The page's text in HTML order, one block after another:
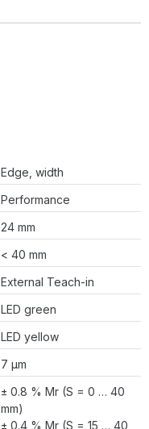
Edge, width
Performance
24 mm
< 40 mm
External Teach-in
LED green
LED yellow
7 µm
± 0.8 % Mr (S = 0 … 40
mm)
± 0.4 % Mr (S = 15 … 40